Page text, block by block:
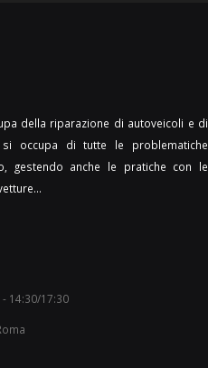
della riparazione di autoveicoli e di
si occupa di tutte le problematiche
gestendo anche le pratiche con le
14:30/17:30